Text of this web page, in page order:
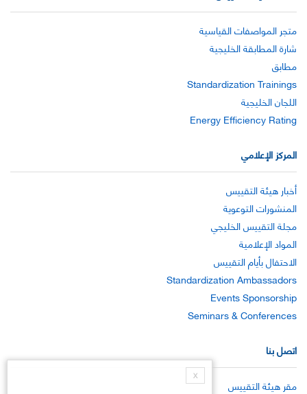
متجر المواصفات القياسية
شارة المطابقة الخليجية
مطابق
Standardization Trainings
اللجان الخليجية
Energy Efficiency Rating
المركز الإعلامي
أخبار هيئة التقييس
المنشورات التوعوية
مجلة التقييس الخليجي
المواد الإعلامية
الاحتفال بأيام التقييس
Standardization Ambassadors
Events Sponsorship
Seminars & Conferences
اتصل بنا
مقر هيئة التقييس
X